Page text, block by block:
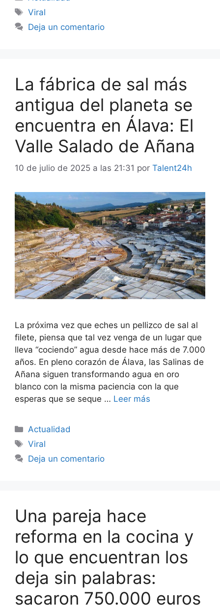
Etiquetas
Viral
Deja un comentario
La fábrica de sal más
antigua del planeta se
encuentra en Álava: El
Valle Salado de Añana
10 de julio de 2025 a las 21:31 por Talent24h
La próxima vez que eches un pellizco de sal al
filete, piensa que tal vez venga de un lugar que
lleva “cociendo” agua desde hace más de 7.000
años. En pleno corazón de Álava, las Salinas de
Añana siguen transformando agua en oro
blanco con la misma paciencia con la que
esperas que se seque … Leer más
Categorías
Actualidad
Etiquetas
Viral
Deja un comentario
Una pareja hace
reforma en la cocina y
lo que encuentran los
deja sin palabras:
sacaron 750.000 euros